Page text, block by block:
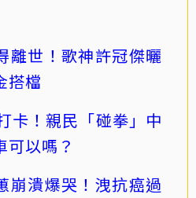
離世！歌神許冠傑曬
搭檔
卡！親民「碰拳」中
可以嗎？
崩潰爆哭！洩抗癌過